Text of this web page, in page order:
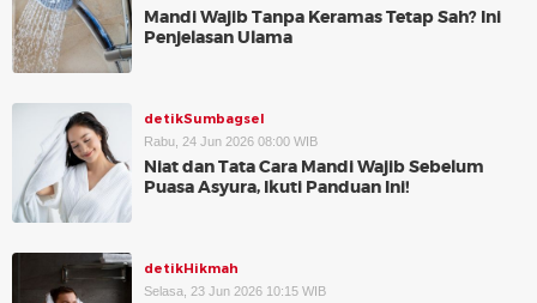
Mandi Wajib Tanpa Keramas Tetap Sah? Ini
Penjelasan Ulama
detikSumbagsel
Rabu, 24 Jun 2026 08:00 WIB
Niat dan Tata Cara Mandi Wajib Sebelum
Puasa Asyura, Ikuti Panduan Ini!
detikHikmah
Selasa, 23 Jun 2026 10:15 WIB